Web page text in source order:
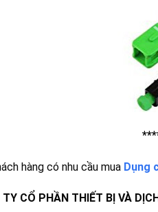
hàng có nhu cầu mua Dụng
TY CỔ PHẦN THIẾT BỊ VÀ